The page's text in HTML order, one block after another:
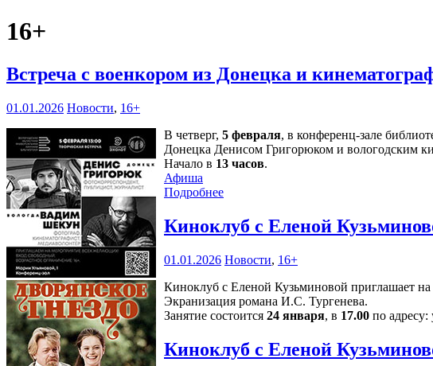
16+
Встреча с военкором из Донецка и
01.01.2026 Новости, 16+
В четверг, 5 февраля, в конференц-зале
Донецка Денисом Григорюком и вологодским
Начало в 13 часов.
Афиша
Подробнее
Киноклуб с Еленой
01.01.2026 Новости, 16+
Киноклуб с Еленой Кузьминовой приглашает
Экранизация романа И.С. Тургенева.
Занятие состоится 24 января, в 17.00 по
Киноклуб с Еленой